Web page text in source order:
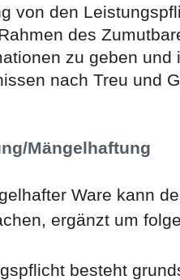
von den
des
zu geben und
nach Treu und
Mängelhaftung
Ware kann
ergänzt um
besteht